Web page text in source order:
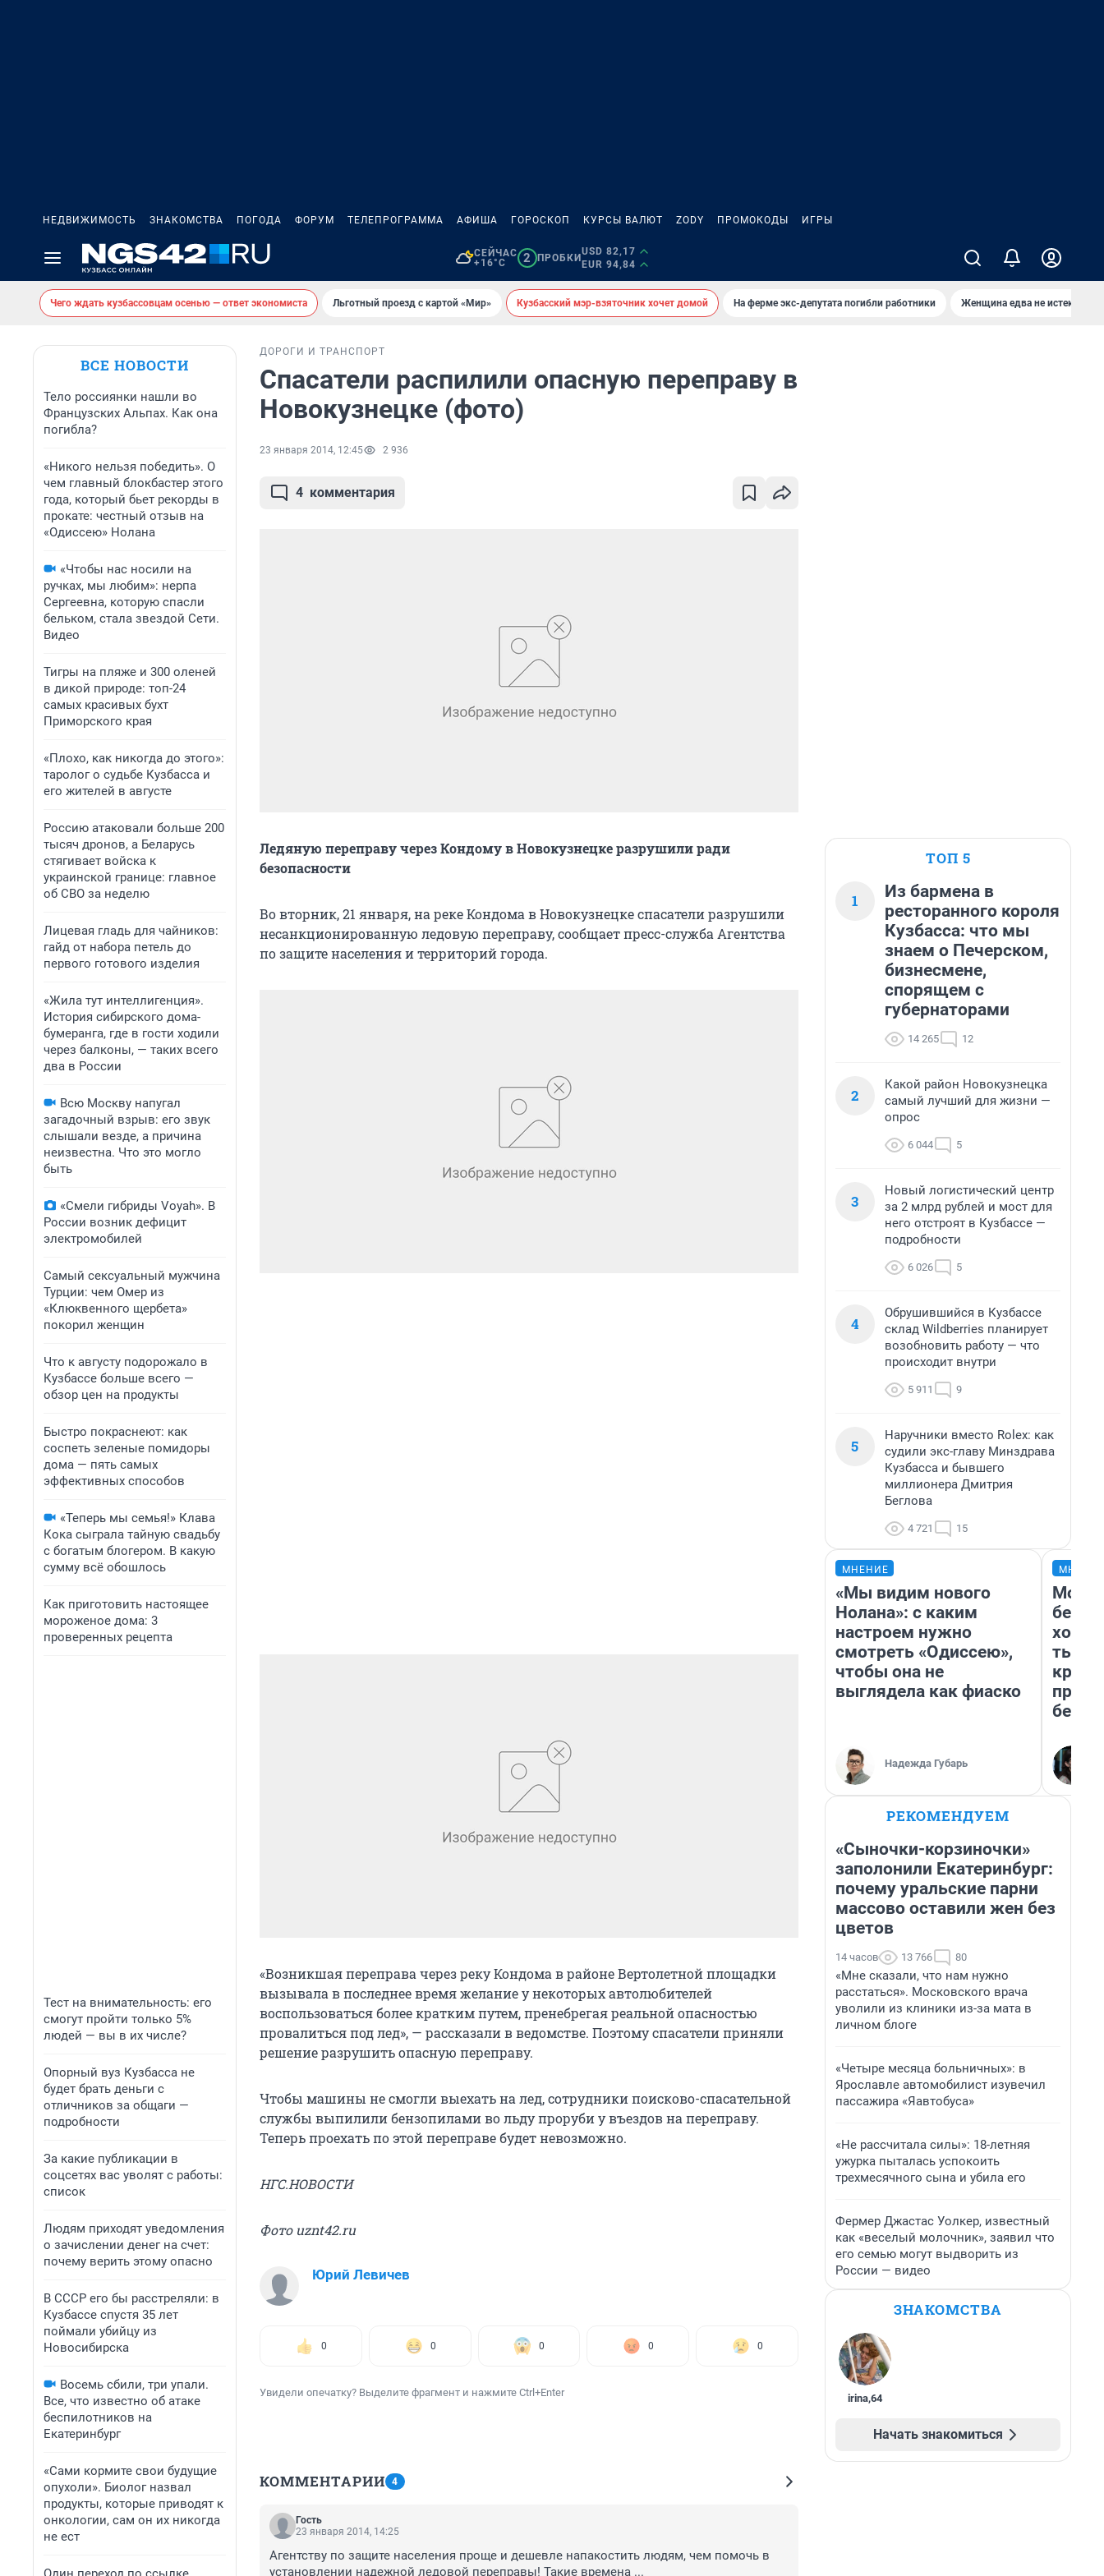
НЕДВИЖИМОСТЬ ЗНАКОМСТВА ПОГОДА ФОРУМ ТЕЛЕПРОГРАММА АФИША ГОРОСКОП КУРСЫ ВАЛЮТ ZODY ПРОМОКОДЫ ИГРЫ
СЕЙЧАС
+16°C
2 ПРОБКИ
USD 82,17
EUR 94,84
Чего ждать кузбассовцам осенью — ответ экономиста Льготный проезд с картой «Мир» Кузбасский мэр-взяточник хочет домой На ферме экс-депутата погибли работники Женщина едва не истекла
ВСЕ НОВОСТИ
Тело россиянки нашли во
Французских Альпах. Как она
погибла?
«Никого нельзя победить». О
чем главный блокбастер этого
года, который бьет рекорды в
прокате: честный отзыв на
«Одиссею» Нолана
«Чтобы нас носили на
ручках, мы любим»: нерпа
Сергеевна, которую спасли
бельком, стала звездой Сети.
Видео
Тигры на пляже и 300 оленей
в дикой природе: топ-24
самых красивых бухт
Приморского края
«Плохо, как никогда до этого»:
таролог о судьбе Кузбасса и
его жителей в августе
Россию атаковали больше 200
тысяч дронов, а Беларусь
стягивает войска к
украинской границе: главное
об СВО за неделю
Лицевая гладь для чайников:
гайд от набора петель до
первого готового изделия
«Жила тут интеллигенция».
История сибирского дома-
бумеранга, где в гости ходили
через балконы, — таких всего
два в России
Всю Москву напугал
загадочный взрыв: его звук
слышали везде, а причина
неизвестна. Что это могло
быть
«Смели гибриды Voyah». В
России возник дефицит
электромобилей
Самый сексуальный мужчина
Турции: чем Омер из
«Клюквенного щербета»
покорил женщин
Что к августу подорожало в
Кузбассе больше всего —
обзор цен на продукты
Быстро покраснеют: как
соспеть зеленые помидоры
дома — пять самых
эффективных способов
«Теперь мы семья!» Клава
Кока сыграла тайную свадьбу
с богатым блогером. В какую
сумму всё обошлось
Как приготовить настоящее
мороженое дома: 3
проверенных рецепта
Тест на внимательность: его
смогут пройти только 5%
людей — вы в их числе?
Опорный вуз Кузбасса не
будет брать деньги с
отличников за общаги —
подробности
За какие публикации в
соцсетях вас уволят с работы:
список
Людям приходят уведомления
о зачислении денег на счет:
почему верить этому опасно
В СССР его бы расстреляли: в
Кузбассе спустя 35 лет
поймали убийцу из
Новосибирска
Восемь сбили, три упали.
Все, что известно об атаке
беспилотников на
Екатеринбург
«Сами кормите свои будущие
опухоли». Биолог назвал
продукты, которые приводят к
онкологии, сам он их никогда
не ест
ДОРОГИ И ТРАНСПОРТ
Спасатели распилили опасную переправу в
Новокузнецке (фото)
23 января 2014, 12:45 2 936
4 комментария
Ледяную переправу через Кондому в Новокузнецке разрушили ради
безопасности
Во вторник, 21 января, на реке Кондома в Новокузнецке спасатели разрушили
несанкционированную ледовую переправу, сообщает пресс-служба Агентства
по защите населения и территорий города.
«Возникшая переправа через реку Кондома в районе Вертолетной площадки
вызывала в последнее время желание у некоторых автолюбителей
воспользоваться более кратким путем, пренебрегая реальной опасностью
провалиться под лед», — рассказали в ведомстве. Поэтому спасатели приняли
решение разрушить опасную переправу.
Чтобы машины не смогли выехать на лед, сотрудники поисково-спасательной
службы выпилили бензопилами во льду проруби у въездов на переправу.
Теперь проехать по этой переправе будет невозможно.
НГС.НОВОСТИ
Фото uznt42.ru
Юрий Левичев
0 0 0 0 0
Увидели опечатку? Выделите фрагмент и нажмите Ctrl+Enter
КОММЕНТАРИИ 4
Гость
23 января 2014, 14:25
Агентству по защите населения проще и дешевле напакостить людям, чем помочь в
установлении надежной ледовой переправы! Такие времена ...
ТОП 5
1
Из бармена в
ресторанного короля
Кузбасса: что мы
знаем о Печерском,
бизнесмене,
спорящем с
губернаторами
14 265 12
2
Какой район Новокузнецка
самый лучший для жизни —
опрос
6 044 5
3
Новый логистический центр
за 2 млрд рублей и мост для
него отстроят в Кузбассе —
подробности
6 026 5
4
Обрушившийся в Кузбассе
склад Wildberries планирует
возобновить работу — что
происходит внутри
5 911 9
5
Наручники вместо Rolex: как
судили экс-главу Минздрава
Кузбасса и бывшего
миллионера Дмитрия
Беглова
4 721 15
МНЕНИЕ
«Мы видим нового
Нолана»: с каким
настроем нужно
смотреть «Одиссею»,
чтобы она не
выглядела как фиаско
Надежда Губарь
Мой
РЕКОМЕНДУЕМ
«Сыночки-корзиночки»
заполонили Екатеринбург:
почему уральские парни
массово оставили жен без
цветов
14 часов 13 766 80
«Мне сказали, что нам нужно
расстаться». Московского врача
уволили из клиники из-за мата в
личном блоге
«Четыре месяца больничных»: в
Ярославле автомобилист изувечил
пассажира «Яавтобуса»
«Не рассчитала силы»: 18-летняя
ужурка пыталась успокоить
трехмесячного сына и убила его
Фермер Джастас Уолкер, известный
как «веселый молочник», заявил что
его семью могут выдворить из
России — видео
ЗНАКОМСТВА
irina,64
Начать знакомиться